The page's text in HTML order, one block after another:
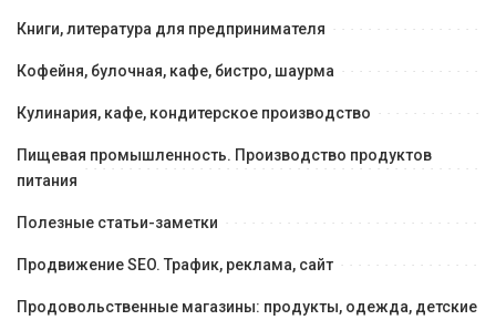
Книги, литература для предпринимателя
Кофейня, булочная, кафе, бистро, шаурма
Кулинария, кафе, кондитерское производство
Пищевая промышленность. Производство продуктов
питания
Полезные статьи-заметки
Продвижение SEO. Трафик, реклама, сайт
Продовольственные магазины: продукты, одежда, детские